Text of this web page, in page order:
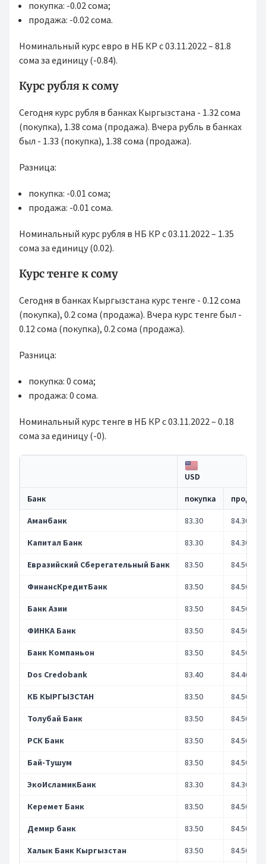
покупка: -0.02 сома;
продажа: -0.02 сома.
Номинальный курс евро в НБ КР с 03.11.2022 – 81.8
сома за единицу (-0.84).
Курс рубля к сому
Сегодня курс рубля в банках Кыргызстана - 1.32 сома
(покупка), 1.38 сома (продажа). Вчера рубль в банках
был - 1.33 (покупка), 1.38 сома (продажа).
Разница:
покупка: -0.01 сома;
продажа: -0.01 сома.
Номинальный курс рубля в НБ КР с 03.11.2022 – 1.35
сома за единицу (0.02).
Курс тенге к сому
Сегодня в банках Кыргызстана курс тенге - 0.12 сома
(покупка), 0.2 сома (продажа). Вчера курс тенге был -
0.12 сома (покупка), 0.2 сома (продажа).
Разница:
покупка: 0 сома;
продажа: 0 сома.
Номинальный курс тенге в НБ КР с 03.11.2022 – 0.18
сома за единицу (-0).
USD
Банк покупка продажа
Аманбанк 83.30 84.30
Капитал Банк 83.30 84.30
Евразийский Сберегательный Банк 83.50 84.50
ФинансКредитБанк 83.50 84.50
Банк Азии 83.50 84.50
ФИНКА Банк 83.50 84.50
Банк Компаньон 83.50 84.50
Dos Credobank 83.40 84.40
КБ КЫРГЫЗСТАН 83.50 84.50
Толубай Банк 83.50 84.50
РСК Банк 83.50 84.50
Бай-Тушум 83.50 84.50
ЭкоИсламикБанк 83.30 84.30
Керемет Банк 83.50 84.50
Демир банк 83.50 84.50
Халык Банк Кыргызстан 83.50 84.50